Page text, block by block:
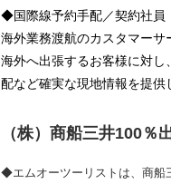
◆国際線予約手配／契約社員
海外業務渡航のカスタマーサ
海外へ出張するお客様に対
配など確実な現地情報を提供
（株）商船三井100
◆エムオーツーリストは、商船